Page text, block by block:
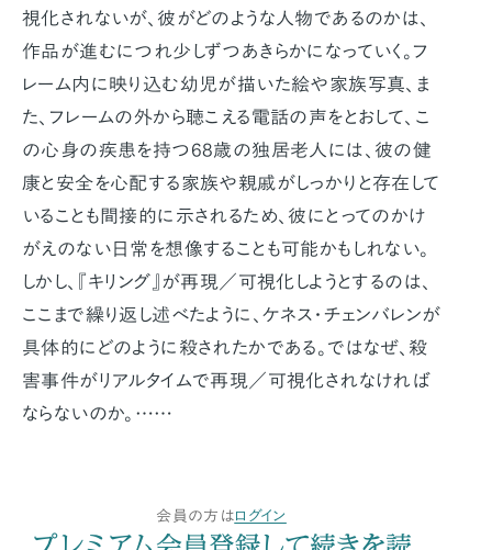
視化されないが、彼がどのような人物であるのかは、
作品が進むにつれ少しずつあきらかになっていく。フ
レーム内に映り込む幼児が描いた絵や家族写真、ま
た、フレームの外から聴こえる電話の声をとおして、こ
の心身の疾患を持つ68歳の独居老人には、彼の健
康と安全を心配する家族や親戚がしっかりと存在して
いることも間接的に示されるため、彼にとってのかけ
がえのない日常を想像することも可能かもしれない。
しかし、『キリング』が再現／可視化しようとするのは、
ここまで繰り返し述べたように、ケネス・チェンバレンが
具体的にどのように殺されたかである。ではなぜ、殺
害事件がリアルタイムで再現／可視化されなければ
ならないのか。……
会員の方はログイン